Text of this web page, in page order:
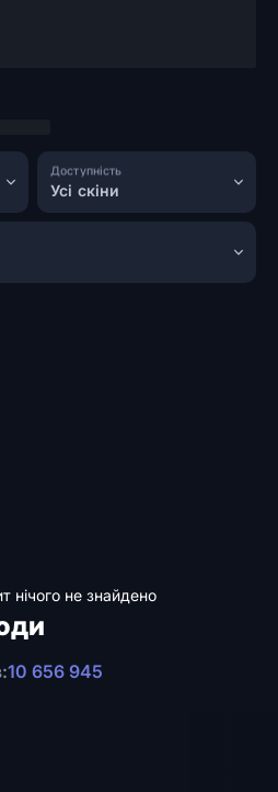
Усі скіни
Доступність
нічого не знайдено
10 656 945